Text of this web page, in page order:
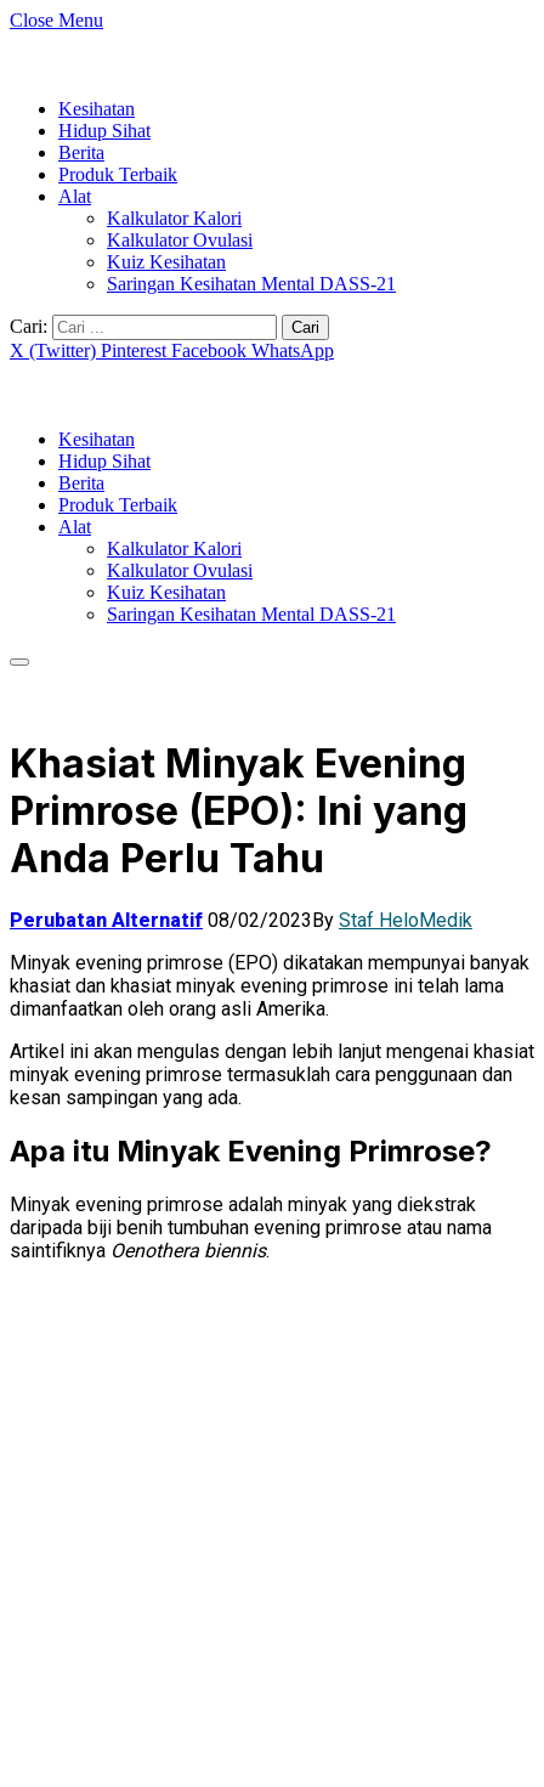
Close Menu
Kesihatan
Hidup Sihat
Berita
Produk Terbaik
Alat
Kalkulator Kalori
Kalkulator Ovulasi
Kuiz Kesihatan
Saringan Kesihatan Mental DASS-21
Cari:
X (Twitter) Pinterest Facebook WhatsApp
Kesihatan
Hidup Sihat
Berita
Produk Terbaik
Alat
Kalkulator Kalori
Kalkulator Ovulasi
Kuiz Kesihatan
Saringan Kesihatan Mental DASS-21
Khasiat Minyak Evening
Primrose (EPO): Ini yang
Anda Perlu Tahu
Perubatan Alternatif 08/02/2023By Staf HeloMedik
Minyak evening primrose (EPO) dikatakan mempunyai banyak
khasiat dan khasiat minyak evening primrose ini telah lama
dimanfaatkan oleh orang asli Amerika.
Artikel ini akan mengulas dengan lebih lanjut mengenai khasiat
minyak evening primrose termasuklah cara penggunaan dan
kesan sampingan yang ada.
Apa itu Minyak Evening Primrose?
Minyak evening primrose adalah minyak yang diekstrak
daripada biji benih tumbuhan evening primrose atau nama
saintifiknya Oenothera biennis.